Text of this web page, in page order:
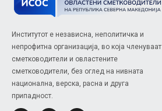
Институтот е независна, неполитичка и
непрофитна организација, во која членуваат
сметководители и овластените
сметководители, без оглед на нивната
национална, верска, расна и друга
припадност.